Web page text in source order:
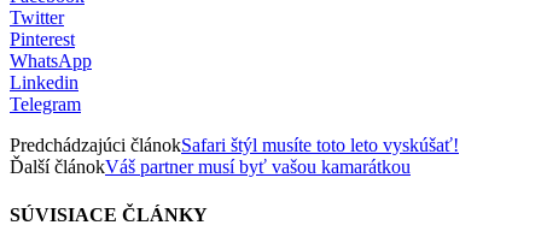
Twitter
Pinterest
WhatsApp
Linkedin
Telegram
Predchádzajúci článokSafari štýl musíte toto leto vyskúšať!
Ďalší článokVáš partner musí byť vašou kamarátkou
SÚVISIACE ČLÁNKY